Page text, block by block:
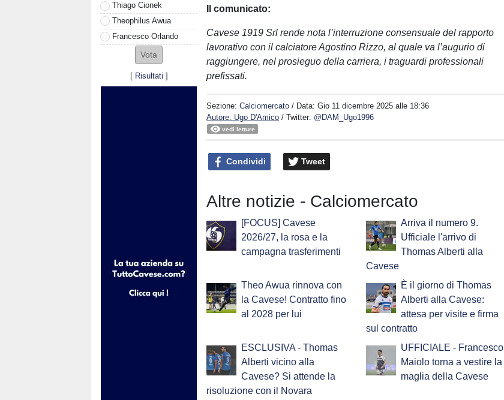
Thiago Cionek
Theophilus Awua
Francesco Orlando
[ Risultati ]
Il comunicato:
Cavese 1919 Srl rende nota l’interruzione consensuale del rapporto
lavorativo con il calciatore Agostino Rizzo, al quale va l’augurio di
raggiungere, nel prosieguo della carriera, i traguardi professionali
prefissati.
Sezione:Calciomercato / Data:Gio 11 dicembre 2025 alle 18:36
Autore: Ugo D'Amico / Twitter: @DAM_Ugo1996
vedi letture
Condividi Tweet
Altre notizie - Calciomercato
[FOCUS] Cavese
2026/27, la rosa e la
campagna trasferimenti
Arriva il numero 9.
Ufficiale l'arrivo di
Thomas Alberti alla
Cavese
Theo Awua rinnova con
la Cavese! Contratto fino
al 2028 per lui
È il giorno di Thomas
Alberti alla Cavese:
attesa per visite e firma
sul contratto
ESCLUSIVA - Thomas
Alberti vicino alla
Cavese? Si attende la
risoluzione con il Novara
UFFICIALE - Francesco
Maiolo torna a vestire la
maglia della Cavese